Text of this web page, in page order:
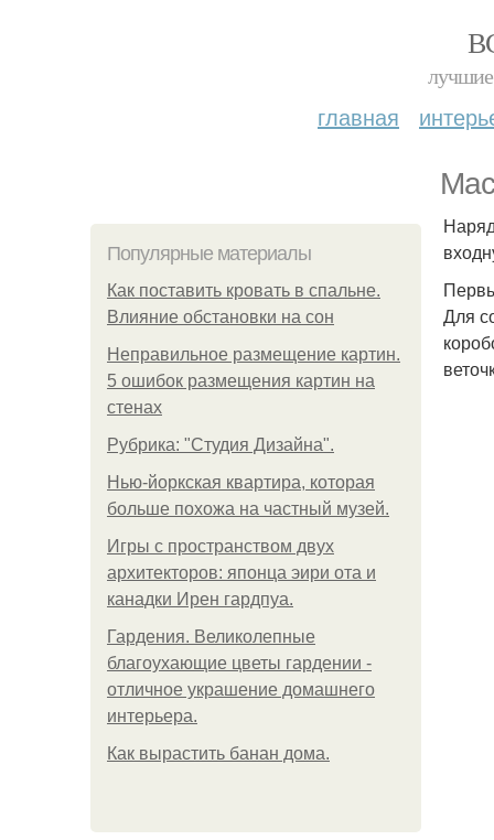
лучшие
главная
Популярные материалы
Как поставить кровать в спальне.
Влияние обстановки на сон
Неправильное размещение картин.
5 ошибок размещения картин на
стенах
Рубрика: "Студия Дизайна".
Нью-йоркская квартира, которая
больше похожа на частный музей.
Игры с пространством двух
архитекторов: японца эири ота и
канадки Ирен гардпуа.
Гардения. Великолепные
благоухающие цветы гардении -
отличное украшение домашнего
интерьера.
Как вырастить банан дома.
Для